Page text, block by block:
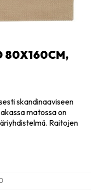
80X160CM,
skandinaaviseen
matossa on
Raitojen